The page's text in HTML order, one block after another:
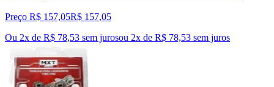
Preço R$ 157,05R$ 157,05
Ou 2x de R$ 78,53 sem jurosou 2x de R$ 78,53 sem juros